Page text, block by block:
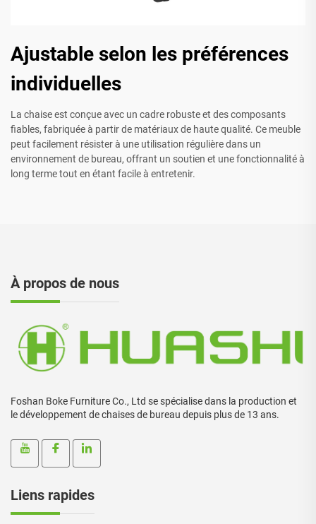
Ajustable selon les préférences
individuelles
La chaise est conçue avec un cadre robuste et des composants
fiables, fabriquée à partir de matériaux de haute qualité. Ce meuble
peut facilement résister à une utilisation régulière dans un
environnement de bureau, offrant un soutien et une fonctionnalité à
long terme tout en étant facile à entretenir.
À propos de nous
Foshan Boke Furniture Co., Ltd se spécialise dans la production et
le développement de chaises de bureau depuis plus de 13 ans.
Liens rapides